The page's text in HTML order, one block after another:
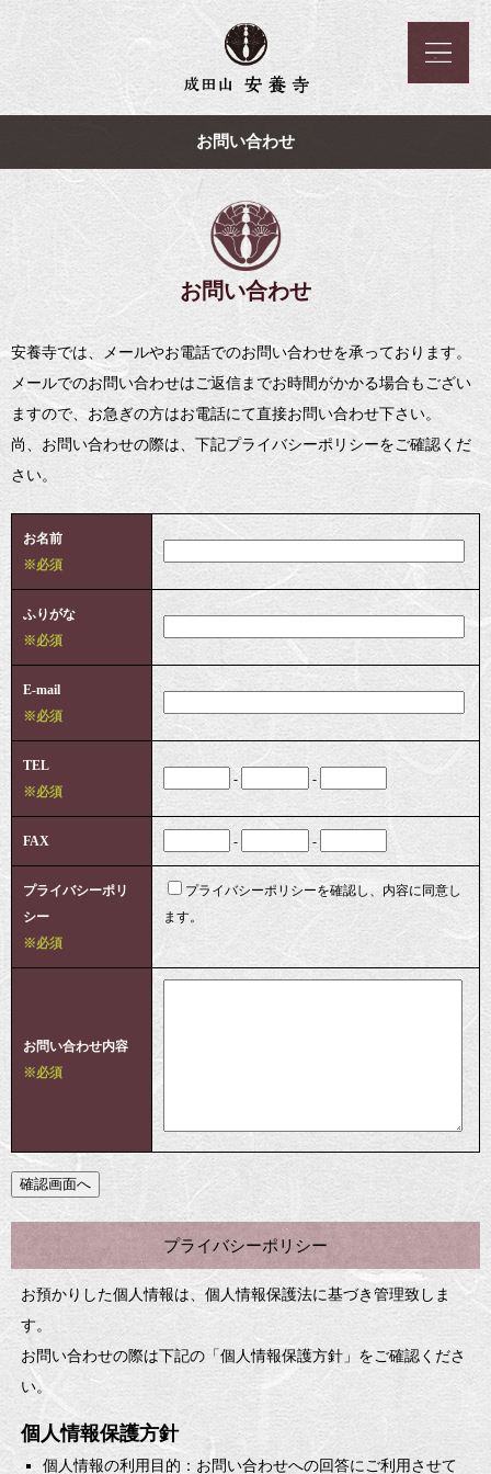
お問い合わせ
お問い合わせ
安養寺では、メールやお電話でのお問い合わせを承っております。
メールでのお問い合わせはご返信までお時間がかかる場合もござい
ますので、お急ぎの方はお電話にて直接お問い合わせ下さい。
尚、お問い合わせの際は、下記プライバシーポリシーをご確認くだ
さい。
お名前
※必須
ふりがな
※必須
E-mail
※必須
TEL
※必須
- -
FAX - -
プライバシーポリ
シー
※必須
プライバシーポリシーを確認し、内容に同意し
ます。
お問い合わせ内容
※必須
プライバシーポリシー
お預かりした個人情報は、個人情報保護法に基づき管理致しま
す。
お問い合わせの際は下記の「個人情報保護方針」をご確認くださ
い。
個人情報保護方針
個人情報の利用目的：お問い合わせへの回答にご利用させて